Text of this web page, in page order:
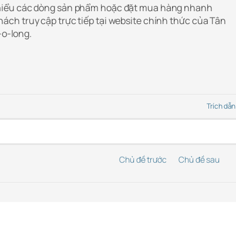
các dòng sản phẩm hoặc đặt mua hàng nhanh
truy cập trực tiếp tại website chính thức của Tân
long.
Trích dẫn
Chủ đề trước Chủ đề sau